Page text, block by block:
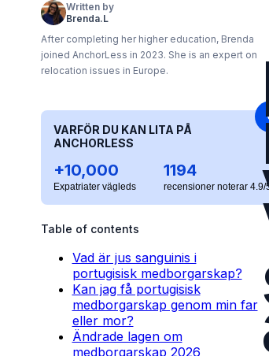
Written by
Brenda.L
After completing her higher education, Brenda
joined AnchorLess in 2023. She is an expert on
relocation issues in Europe.
VARFÖR DU KAN LITA PÅ
ANCHORLESS
+10,000
Expatriater vägleds
1194
recensioner noterar 4.9/5
Table of contents
Vad är jus sanguinis i
portugisisk medborgarskap?
Kan jag få portugisisk
medborgarskap genom min far
eller mor?
Ändrade lagen om
medborgarskap 2026